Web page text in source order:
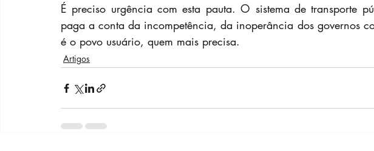
É preciso urgência com esta pauta. O sistema de transporte
paga a conta da incompetência, da inoperância dos governos
é o povo usuário, quem mais precisa.
Artigos